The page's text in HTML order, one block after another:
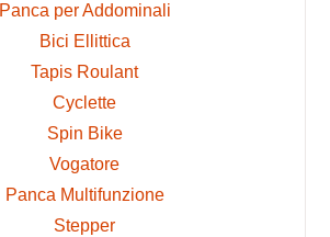
Panca per Addominali
Bici Ellittica
Tapis Roulant
Cyclette
Spin Bike
Vogatore
Panca Multifunzione
Stepper